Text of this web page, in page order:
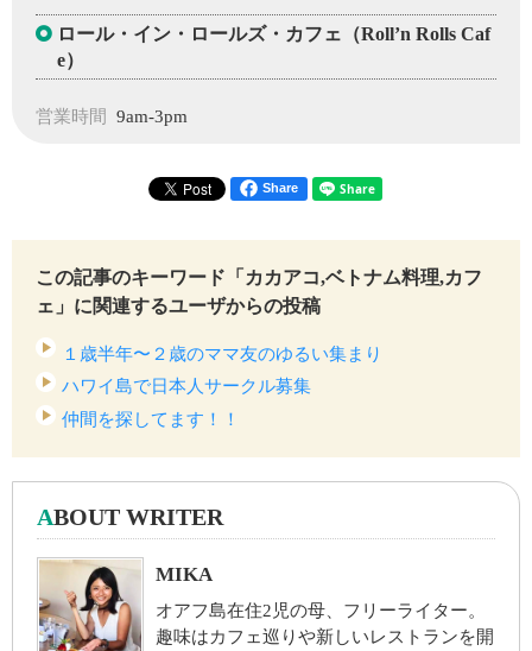
ロール・イン・ロールズ・カフェ（Roll’n Rolls Caf
e）
営業時間 9am-3pm
Share
この記事のキーワード「カカアコ,ベトナム料理,カフ
ェ」に関連するユーザからの投稿
１歳半年〜２歳のママ友のゆるい集まり
ハワイ島で日本人サークル募集
仲間を探してます！！
ABOUT WRITER
MIKA
オアフ島在住2児の母、フリーライター。
趣味はカフェ巡りや新しいレストランを開